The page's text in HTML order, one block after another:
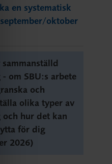
en systematisk
oktober
sammanställd
- om SBU:s arbete
och
olika typer av
hur det kan
för dig
2026)